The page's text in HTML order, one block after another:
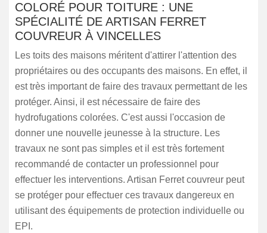
COLORÉ POUR TOITURE : UNE
SPÉCIALITÉ DE ARTISAN FERRET
COUVREUR À VINCELLES
Les toits des maisons méritent d'attirer l'attention des
propriétaires ou des occupants des maisons. En effet, il
est très important de faire des travaux permettant de les
protéger. Ainsi, il est nécessaire de faire des
hydrofugations colorées. C'est aussi l'occasion de
donner une nouvelle jeunesse à la structure. Les
travaux ne sont pas simples et il est très fortement
recommandé de contacter un professionnel pour
effectuer les interventions. Artisan Ferret couvreur peut
se protéger pour effectuer ces travaux dangereux en
utilisant des équipements de protection individuelle ou
EPI.